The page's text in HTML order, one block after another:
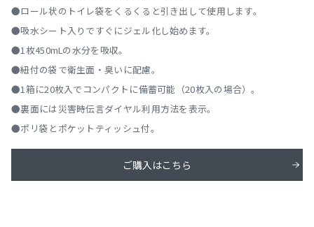
●ロール状のトイレ袋をくるくると引き出して使用します。
●吸水シート入りですぐにジェル化し始めます。
●1枚450mLの水分を吸収。
●紐付の袋で衛生面・臭いに配慮。
●1箱に20枚入でコンパクトに備蓄可能（20枚入の場合）。
●裏面には災害時伝言ダイヤル利用方法を表示。
●ポリ袋とポケットティッシュ付。
ご購入はこちら